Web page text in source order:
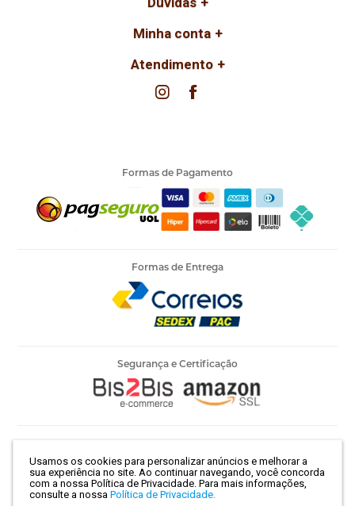
Usamos os cookies para personalizar anúncios e melhorar a
sua experiência no site. Ao continuar navegando, você concorda
com a nossa Política de Privacidade. Para mais informações,
consulte a nossa Política de Privacidade.
Minha conta
Atendimento
Formas de Pagamento
Formas de Entrega
Segurança e Certificação
Março, 786 - Centro | São Paulo-SP | CEP 01021-100